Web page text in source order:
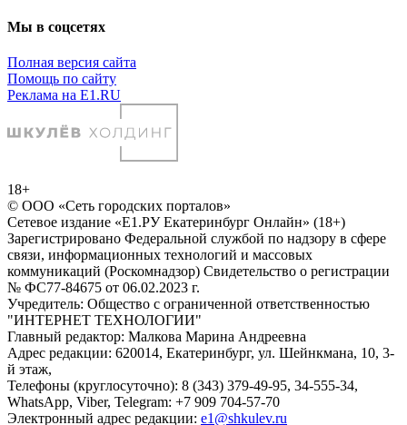
Мы в соцсетях
Полная версия сайта
Помощь по сайту
Реклама на E1.RU
18+
© ООО «Сеть городских порталов»
Сетевое издание «Е1.РУ Екатеринбург Онлайн» (18+)
Зарегистрировано Федеральной службой по надзору в сфере
связи, информационных технологий и массовых
коммуникаций (Роскомнадзор) Свидетельство о регистрации
№ ФС77-84675 от 06.02.2023 г.
Учредитель: Общество с ограниченной ответственностью
"ИНТЕРНЕТ ТЕХНОЛОГИИ"
Главный редактор: Малкова Марина Андреевна
Адрес редакции: 620014, Екатеринбург, ул. Шейнкмана, 10, 3-
й этаж,
Телефоны (круглосуточно): 8 (343) 379-49-95, 34-555-34,
WhatsApp, Viber, Telegram: +7 909 704-57-70
Электронный адрес редакции: e1@shkulev.ru